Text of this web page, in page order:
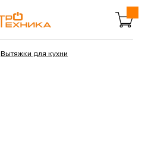
Вытяжки для кухни